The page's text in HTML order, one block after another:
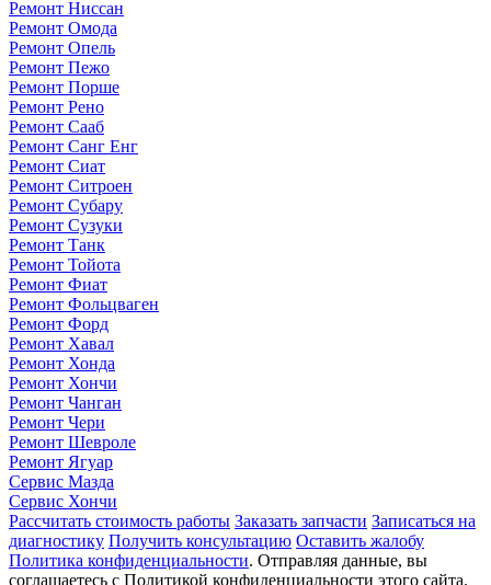
Ремонт Ниссан
Ремонт Омода
Ремонт Опель
Ремонт Пежо
Ремонт Порше
Ремонт Рено
Ремонт Сааб
Ремонт Санг Енг
Ремонт Сиат
Ремонт Ситроен
Ремонт Субару
Ремонт Сузуки
Ремонт Танк
Ремонт Тойота
Ремонт Фиат
Ремонт Фольцваген
Ремонт Форд
Ремонт Хавал
Ремонт Хонда
Ремонт Хончи
Ремонт Чанган
Ремонт Чери
Ремонт Шевроле
Ремонт Ягуар
Сервис Мазда
Сервис Хончи
Рассчитать стоимость работы Заказать запчасти Записаться на
диагностику Получить консультацию Оставить жалобу
Политика конфиденциальности. Отправляя данные, вы
соглашаетесь с Политикой конфиденциальности этого сайта.